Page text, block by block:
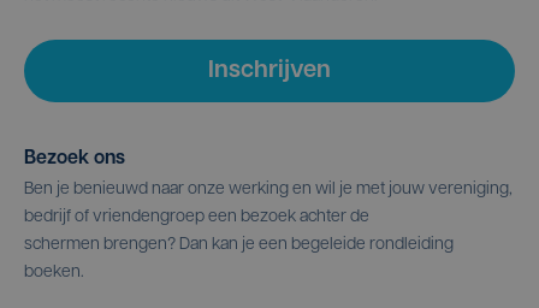
Inschrijven
Bezoek ons
Ben je benieuwd naar onze werking en wil je met jouw vereniging,
bedrijf of vriendengroep een bezoek achter de
schermen brengen? Dan kan je een begeleide rondleiding
boeken.